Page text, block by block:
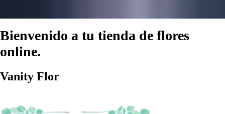
Bienvenido a tu tienda de flores
online.
Vanity Flor